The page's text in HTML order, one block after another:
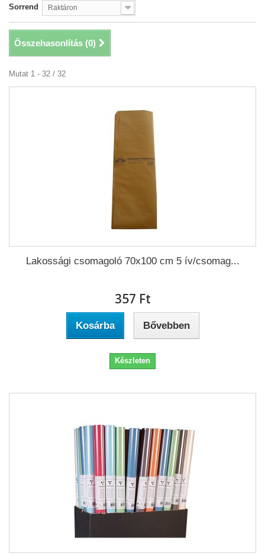
Sorrend Raktáron
Összehasonlítás (0)
Mutat 1 - 32 / 32
Lakossági csomagoló 70x100 cm 5 ív/csomag...
357 Ft‎
Kosárba Bővebben
Készleten